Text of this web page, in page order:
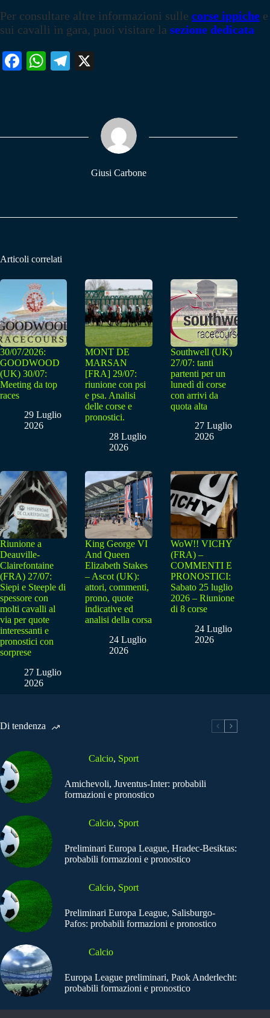
Per consultare altre informazioni sulle corse ippiche e
sui cavalli in gara, puoi visitare la sezione dedicata
Fa W
pp
Te
m
Giusi Carbone
Articoli correlati
30/07/2026:
GOODWOOD
(UK) 30/07:
Meeting da top
races
29 Luglio
2026
MONT DE
MARSAN
[FRA] 29/07:
riunione con psi
e psa. Analisi
delle corse e
pronostici.
28 Luglio
2026
Southwell (UK)
27/07: tanti
partenti per un
lunedì di corse
con arrivi da
quota alta
27 Luglio
2026
Riunione a
Deauville-
Clairefontaine
(FRA) 27/07:
Siepi e Steeple di
spessore con
molti cavalli al
via per quote
interessanti e
pronostici con
sorprese
27 Luglio
2026
King George VI
And Queen
Elizabeth Stakes
– Ascot (UK):
attori, commenti,
prono, quote
indicative ed
analisi della corsa
24 Luglio
2026
WoW!! VICHY
(FRA) –
COMMENTI E
PRONOSTICI:
Sabato 25 luglio
2026 – Riunione
di 8 corse
24 Luglio
2026
Di tendenza
Calcio, Sport
Amichevoli, Juventus-Inter: probabili
formazioni e pronostico
Calcio, Sport
Preliminari Europa League, Hradec-Besiktas:
probabili formazioni e pronostico
Calcio, Sport
Preliminari Europa League, Salisburgo-
Pafos: probabili formazioni e pronostico
Calcio
Europa League preliminari, Paok Anderlecht:
probabili formazioni e pronostico